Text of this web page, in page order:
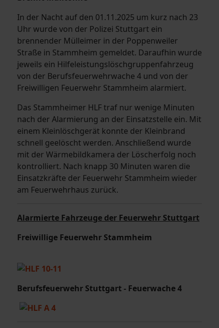
In der Nacht auf den 01.11.2025 um kurz nach 23
Uhr wurde von der Polizei Stuttgart ein
brennender Mülleimer in der Poppenweiler
Straße in Stammheim gemeldet. Daraufhin wurde
jeweils ein Hilfeleistungslöschgruppenfahrzeug
von der Berufsfeuerwehrwache 4 und von der
Freiwilligen Feuerwehr Stammheim alarmiert.
Das Stammheimer HLF traf nur wenige Minuten
nach der Alarmierung an der Einsatzstelle ein. Mit
einem Kleinlöschgerät konnte der Kleinbrand
schnell geelöscht werden. Anschließend wurde
mit der Wärmebildkamera der Löscherfolg noch
kontrolliert. Nach knapp 30 Minuten waren die
Einsatzkräfte der Feuerwehr Stammheim wieder
am Feuerwehrhaus zurück.
Alarmierte Fahrzeuge der Feuerwehr Stuttgart
Freiwillige Feuerwehr Stammheim
Berufsfeuerwehr Stuttgart - Feuerwache 4